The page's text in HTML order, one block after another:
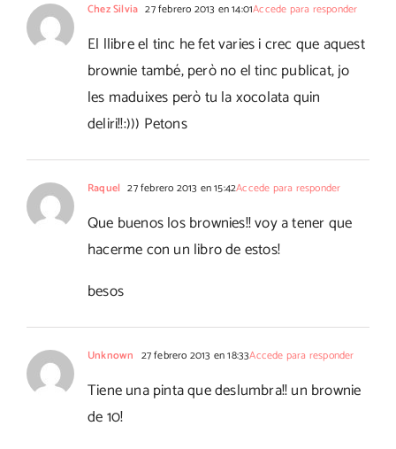
Chez Silvia 27 febrero 2013 en 14:01Accede para responder
El llibre el tinc he fet varies i crec que aquest
brownie també, però no el tinc publicat, jo
les maduixes però tu la xocolata quin
deliri!!:))) Petons
Raquel 27 febrero 2013 en 15:42Accede para responder
Que buenos los brownies!! voy a tener que
hacerme con un libro de estos!
besos
Unknown 27 febrero 2013 en 18:33Accede para responder
Tiene una pinta que deslumbra!! un brownie
de 10!